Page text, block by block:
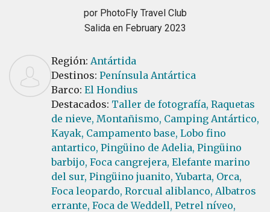
por PhotoFly Travel Club
Salida en February 2023
Región: Antártida
Destinos: Península Antártica
Barco: El Hondius
Destacados: Taller de fotografía, Raquetas
de nieve, Montañismo, Camping Antártico,
Kayak, Campamento base, Lobo fino
antartico, Pingüino de Adelia, Pingüino
barbijo, Foca cangrejera, Elefante marino
del sur, Pingüino juanito, Yubarta, Orca,
Foca leopardo, Rorcual aliblanco, Albatros
errante, Foca de Weddell, Petrel níveo,